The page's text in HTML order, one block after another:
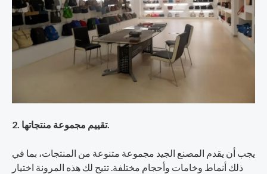
2. تقييم مجموعة منتجاتها.
يجب أن يقدم المصنع الجيد مجموعة متنوعة من المنتجات، بما في
ذلك أنماط وخامات وأحجام مختلفة. تتيح لك هذه المرونة اختيار